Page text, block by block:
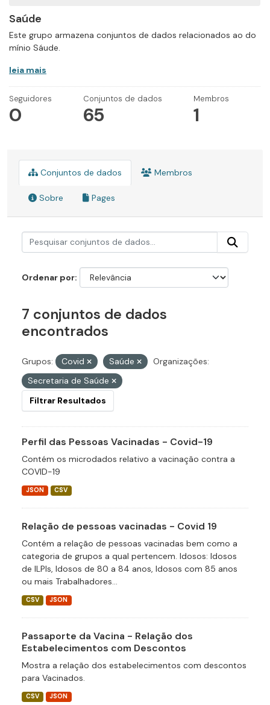
Saúde
Este grupo armazena conjuntos de dados relacionados ao do
mínio Sáude.
leia mais
Seguidores
0
Conjuntos de dados
65
Membros
1
Conjuntos de dados Membros
Sobre Pages
Ordenar por
7 conjuntos de dados
encontrados
Grupos: Covid Saúde
Organizações:
Secretaria de Saúde
Filtrar Resultados
Perfil das Pessoas Vacinadas - Covid-19
Contém os microdados relativo a vacinação contra a
COVID-19
JSON CSV
Relação de pessoas vacinadas - Covid 19
Contém a relação de pessoas vacinadas bem como a
categoria de grupos a qual pertencem. Idosos: Idosos
de ILPIs, Idosos de 80 a 84 anos, Idosos com 85 anos
ou mais Trabalhadores...
CSV JSON
Passaporte da Vacina - Relação dos
Estabelecimentos com Descontos
Mostra a relação dos estabelecimentos com descontos
para Vacinados.
CSV JSON